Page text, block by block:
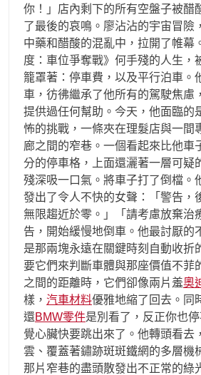
你！」店內剩下的所有空盤子被醋
了最後的哀鳴。廖沾沾的宇宙冒險
中藥和醋酸的混亂中，拉開了帷幕
度：車位爭奪戰》何手殘的人生，
籠罩著：停車費，以及平行泊車。
車，彷彿繼承了他所有的駕駛焦慮
提供過任何幫助。今天，他面臨的
怖的挑戰，一條夾在理髮店與一間
廊之間的窄巷。一個看起來比他車
分的停車格，上面還灑著一層可疑
殘深吸一口氣。將車子打了倒檔。
發出了令人不快的女聲：「警告，
無限趨近於零。」「請考慮放棄治
告，開始緩慢地倒車。他最討厭的
是那兩塊永遠在關鍵時刻自動收折
要它們來判斷車體與那座價值不菲
之間的距離時，它們卻像兩片羞奧
樣， 汽車材料優雅地縮了回去。同
還BMW零件是別看了，反正你也
覺心臟快要跳出來了。他轉頭看去
雲、覆蓋著鏽跡斑斑鐵網的多層機
那片窄巷的盡頭散發出不正常的綠